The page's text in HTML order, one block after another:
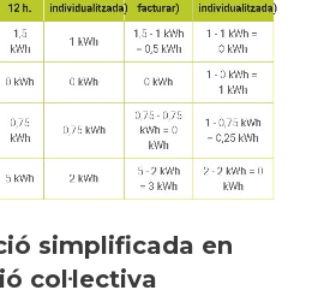
simplificada en
col·lectiva